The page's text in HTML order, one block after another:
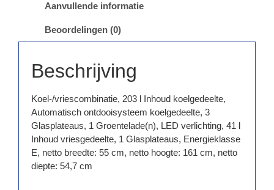
Aanvullende informatie
Beoordelingen (0)
Beschrijving
Koel-/vriescombinatie, 203 l Inhoud koelgedeelte,
Automatisch ontdooisysteem koelgedeelte, 3
Glasplateaus, 1 Groentelade(n), LED verlichting, 41 l
Inhoud vriesgedeelte, 1 Glasplateaus, Energieklasse
E, netto breedte: 55 cm, netto hoogte: 161 cm, netto
diepte: 54,7 cm